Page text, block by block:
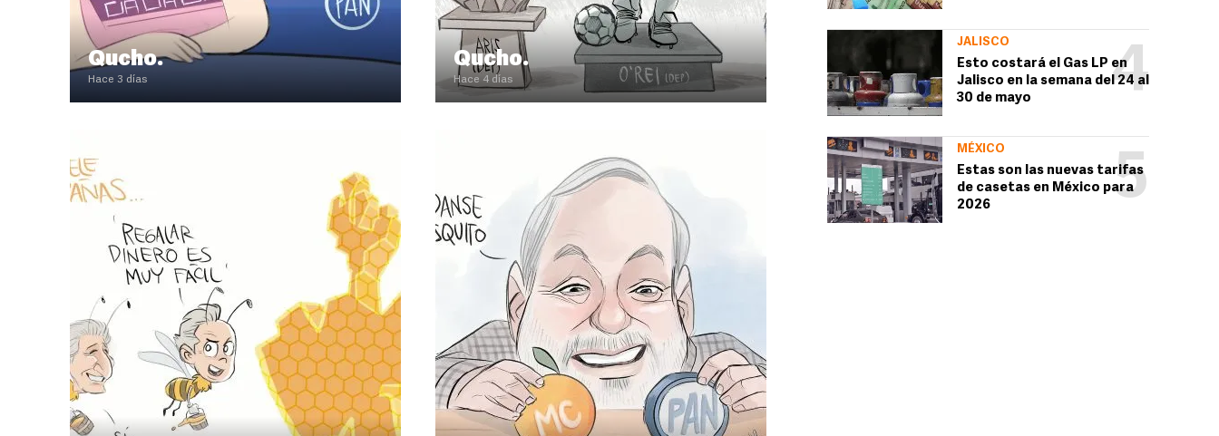
4
JALISCO
Esto costará el Gas LP en
Jalisco en la semana del 24 al
30 de mayo
5
MÉXICO
Estas son las nuevas tarifas
de casetas en México para
2026
Qucho.
Hace 3 días
Qucho.
Hace 4 días